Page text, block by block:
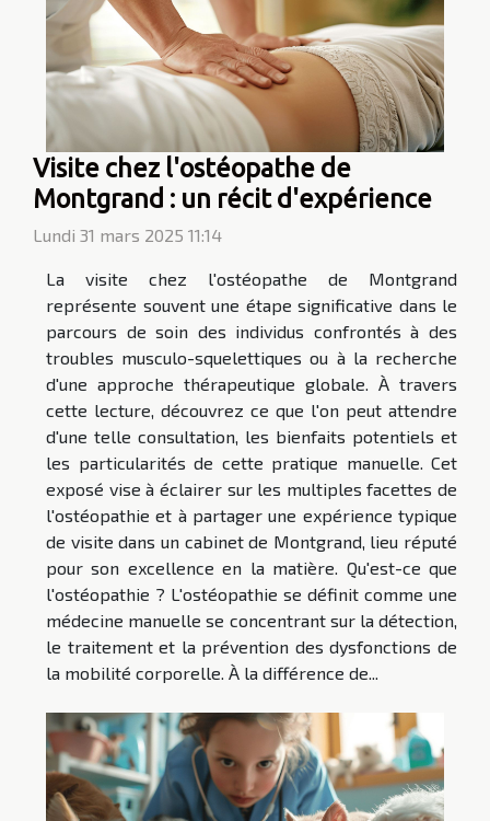
Visite chez l'ostéopathe de
Montgrand : un récit d'expérience
Lundi 31 mars 2025 11:14
La visite chez l'ostéopathe de Montgrand
représente souvent une étape significative dans le
parcours de soin des individus confrontés à des
troubles musculo-squelettiques ou à la recherche
d'une approche thérapeutique globale. À travers
cette lecture, découvrez ce que l'on peut attendre
d'une telle consultation, les bienfaits potentiels et
les particularités de cette pratique manuelle. Cet
exposé vise à éclairer sur les multiples facettes de
l'ostéopathie et à partager une expérience typique
de visite dans un cabinet de Montgrand, lieu réputé
pour son excellence en la matière. Qu'est-ce que
l'ostéopathie ? L'ostéopathie se définit comme une
médecine manuelle se concentrant sur la détection,
le traitement et la prévention des dysfonctions de
la mobilité corporelle. À la différence de...